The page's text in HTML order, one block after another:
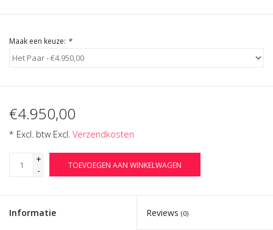
Maak een keuze: *
€4.950,00
* Excl. btw Excl. Verzendkosten
+
-
TOEVOEGEN AAN WINKELWAGEN
Informatie Reviews (0)